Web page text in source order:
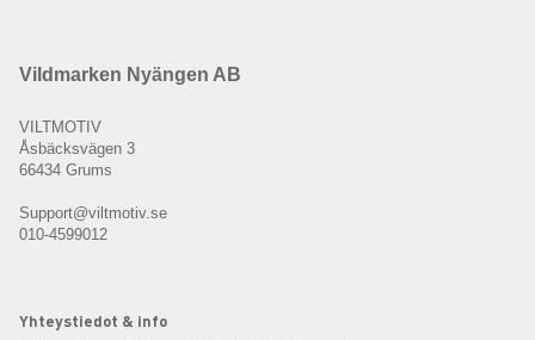
Vildmarken Nyängen AB
VILTMOTIV
Åsbäcksvägen 3
66434 Grums
Support@viltmotiv.se
010-4599012
Yhteystiedot & info